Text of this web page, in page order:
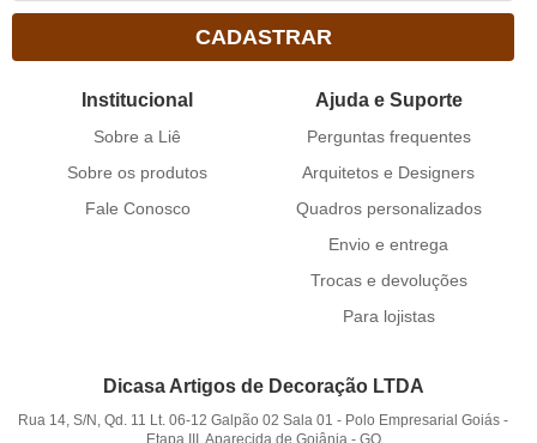
CADASTRAR
Institucional
Sobre a Liê
Sobre os produtos
Fale Conosco
Ajuda e Suporte
Perguntas frequentes
Arquitetos e Designers
Quadros personalizados
Envio e entrega
Trocas e devoluções
Para lojistas
Dicasa Artigos de Decoração LTDA
Rua 14, S/N, Qd. 11 Lt. 06-12 Galpão 02 Sala 01 - Polo Empresarial Goiás -